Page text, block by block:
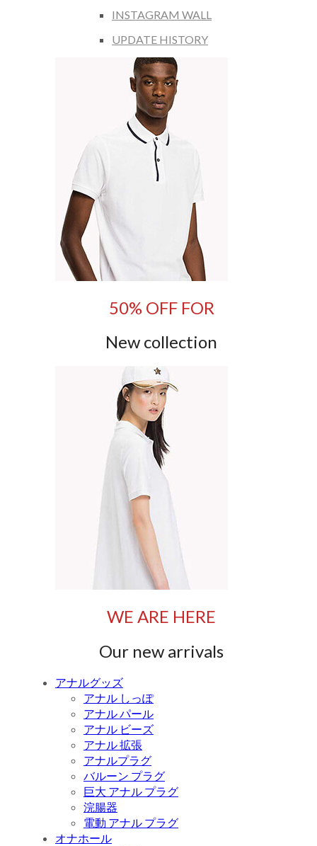
INSTAGRAM WALL
UPDATE HISTORY
50% OFF FOR
New collection
WE ARE HERE
Our new arrivals
アナルグッズ
アナル しっぽ
アナル パール
アナル ビーズ
アナル 拡張
アナルプラグ
バルーン プラグ
巨大 アナル プラグ
浣腸器
電動 アナル プラグ
オナホール